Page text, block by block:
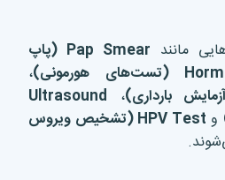
مانند Pap Smear (
پاپ
تست‌های هورمونی)،
آزمایش بارداری)، Ultrasound
و HPV Test ( تشخیص ویروس